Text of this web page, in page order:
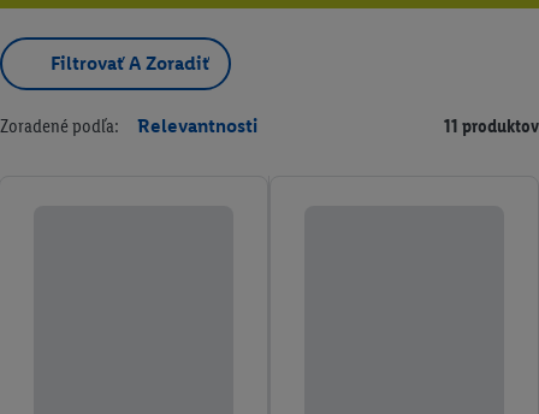
Filtrovať A Zoradiť
Zoradené podľa: Relevantnosti 11 produktov